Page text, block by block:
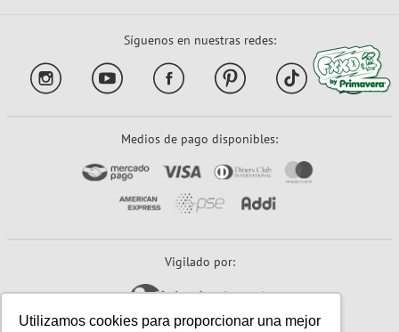
Utilizamos cookies para proporcionar una mejor
Síguenos en nuestras redes:
Medios de pago disponibles:
Vigilado por: